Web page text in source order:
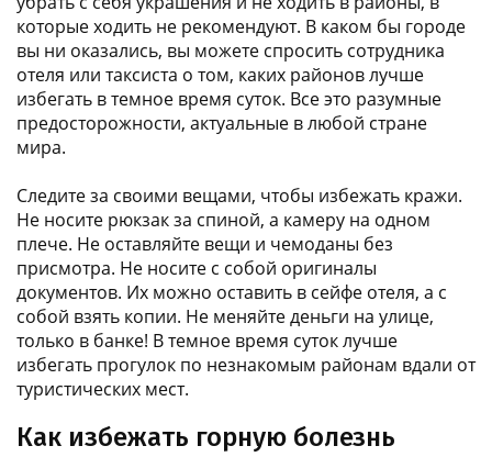
которые ходить не рекомендуют. В каком бы городе
вы ни оказались, вы можете спросить сотрудника
отеля или таксиста о том, каких районов лучше
избегать в темное время суток. Все это разумные
предосторожности, актуальные в любой стране
мира.
Следите за своими вещами, чтобы избежать кражи.
Не носите рюкзак за спиной, а камеру на одном
плече. Не оставляйте вещи и чемоданы без
присмотра. Не носите с собой оригиналы
документов. Их можно оставить в сейфе отеля, а с
собой взять копии. Не меняйте деньги на улице,
только в банке! В темное время суток лучше
избегать прогулок по незнакомым районам вдали от
туристических мест.
Как избежать горную болезнь